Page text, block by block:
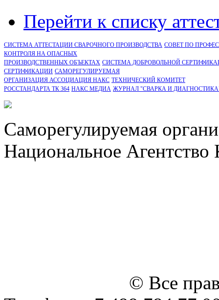
Перейти к списку
СИСТЕМА АТТЕСТАЦИИ СВАРОЧНОГО ПРОИЗВОДСТВА СОВЕТ ПО
КОНТРОЛЯ НА ОПАСНЫХ
ПРОИЗВОДСТВЕННЫХ ОБЪЕКТАХ СИСТЕМА ДОБРОВОЛЬНОЙ
CЕРТИФИКАЦИИ САМОРЕГУЛИРУЕМАЯ
ОРГАНИЗАЦИЯ АССОЦИАЦИЯ НАКС ТЕХНИЧЕСКИЙ КОМИТЕТ
РОССТАНДАРТА ТК 364 НАКС МЕДИА ЖУРНАЛ "СВАРКА И
Саморегулируемая
Национальное Агентство
© Все